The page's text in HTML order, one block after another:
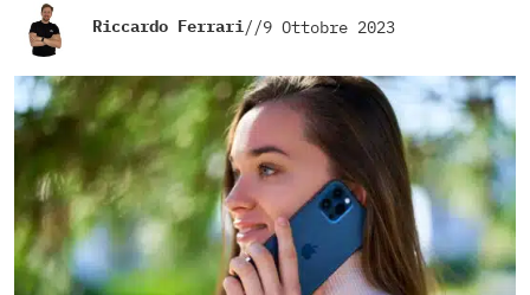
Riccardo Ferrari//9 Ottobre 2023